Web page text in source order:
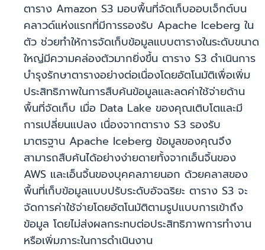
ตาราง Amazon S3 มอบพื้นที่จัดเก็บออบเจ็กต์บน
คลาวด์แห่งแรกที่มีการรองรับ Apache Iceberg ใน
ตัว ช่วยทำให้การจัดเก็บข้อมูลแบบตารางในระดับขนาด
ใหญ่มีความคล่องตัวมากยิ่งขึ้น ตาราง S3 ดำเนินการ
บำรุงรักษาตารางอย่างต่อเนื่องโดยอัตโนมัติเพื่อเพิ่ม
ประสิทธิภาพในการสืบค้นข้อมูลและลดค่าใช้จ่ายด้าน
พื้นที่จัดเก็บ เมื่อ Data Lake ของคุณเติบโตและมี
การเปลี่ยนแปลง เนื่องจากตาราง S3 รองรับ
มาตรฐาน Apache Iceberg ข้อมูลของคุณจึง
สามารถสืบค้นได้อย่างง่ายดายทั้งจากเอ็นจิ้นของ
AWS และเอ็นจิ้นของบุคคลภายนอก ด้วยคลาสของ
พื้นที่เก็บข้อมูลแบบปรับระดับอัจฉริยะ ตาราง S3 จะ
จัดการค่าใช้จ่ายโดยอัตโนมัติตามรูปแบบการเข้าถึง
ข้อมูล โดยไม่ส่งผลกระทบต่อประสิทธิภาพการทำงาน
หรือเพิ่มภาระในการดำเนินงาน